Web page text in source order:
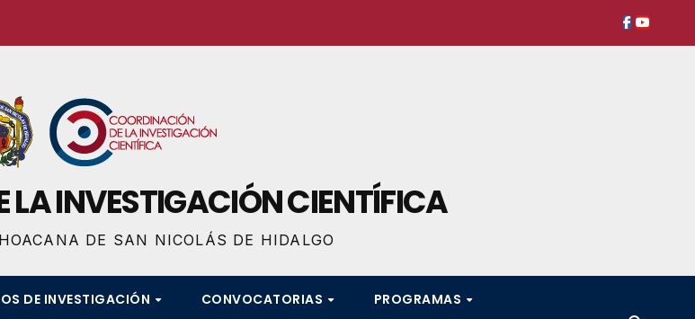
LA INVESTIGACIÓN CIENTÍFICA
DE SAN NICOLÁS DE HIDALGO
DE INVESTIGACIÓN CONVOCATORIAS PROGRAMAS